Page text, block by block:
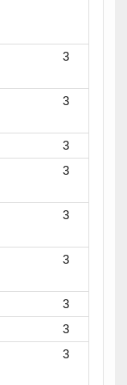
3
3
3
3
3
3
3
3
3